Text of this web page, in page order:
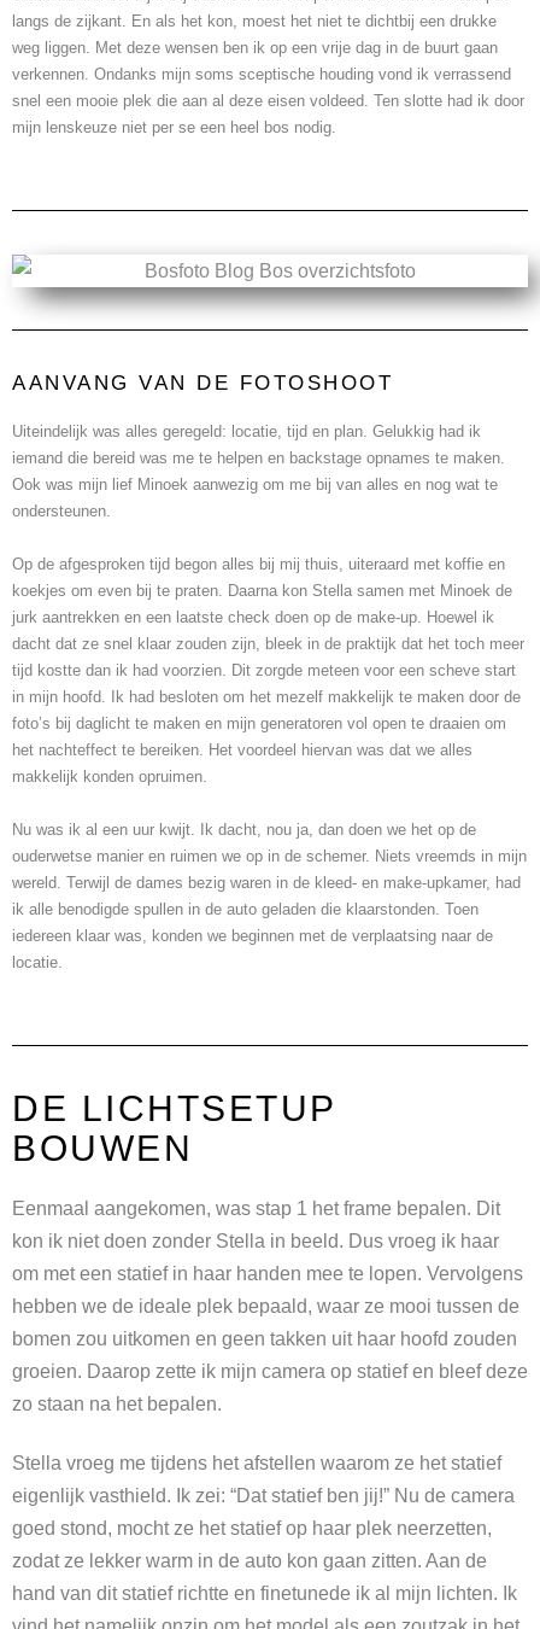
langs de zijkant. En als het kon, moest het niet te dichtbij een drukke
weg liggen. Met deze wensen ben ik op een vrije dag in de buurt gaan
verkennen. Ondanks mijn soms sceptische houding vond ik verrassend
snel een mooie plek die aan al deze eisen voldeed. Ten slotte had ik door
mijn lenskeuze niet per se een heel bos nodig.
AANVANG VAN DE FOTOSHOOT
Uiteindelijk was alles geregeld: locatie, tijd en plan. Gelukkig had ik
iemand die bereid was me te helpen en backstage opnames te maken.
Ook was mijn lief Minoek aanwezig om me bij van alles en nog wat te
ondersteunen.
Op de afgesproken tijd begon alles bij mij thuis, uiteraard met koffie en
koekjes om even bij te praten. Daarna kon Stella samen met Minoek de
jurk aantrekken en een laatste check doen op de make-up. Hoewel ik
dacht dat ze snel klaar zouden zijn, bleek in de praktijk dat het toch meer
tijd kostte dan ik had voorzien. Dit zorgde meteen voor een scheve start
in mijn hoofd. Ik had besloten om het mezelf makkelijk te maken door de
foto’s bij daglicht te maken en mijn generatoren vol open te draaien om
het nachteffect te bereiken. Het voordeel hiervan was dat we alles
makkelijk konden opruimen.
Nu was ik al een uur kwijt. Ik dacht, nou ja, dan doen we het op de
ouderwetse manier en ruimen we op in de schemer. Niets vreemds in mijn
wereld. Terwijl de dames bezig waren in de kleed- en make-upkamer, had
ik alle benodigde spullen in de auto geladen die klaarstonden. Toen
iedereen klaar was, konden we beginnen met de verplaatsing naar de
locatie.
DE LICHTSETUP
BOUWEN
Eenmaal aangekomen, was stap 1 het frame bepalen. Dit
kon ik niet doen zonder Stella in beeld. Dus vroeg ik haar
om met een statief in haar handen mee te lopen. Vervolgens
hebben we de ideale plek bepaald, waar ze mooi tussen de
bomen zou uitkomen en geen takken uit haar hoofd zouden
groeien. Daarop zette ik mijn camera op statief en bleef deze
zo staan na het bepalen.
Stella vroeg me tijdens het afstellen waarom ze het statief
eigenlijk vasthield. Ik zei: “Dat statief ben jij!” Nu de camera
goed stond, mocht ze het statief op haar plek neerzetten,
zodat ze lekker warm in de auto kon gaan zitten. Aan de
hand van dit statief richtte en finetunede ik al mijn lichten. Ik